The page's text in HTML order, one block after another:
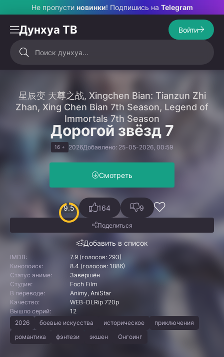
Не пропусти новинки! Подпишись на Telegram
Дунхуа ТВ Войти
星辰变 天尊之战, Xingchen Bian: Tianzun Zhi
Zhan, Xing Chen Bian 7th Season, Legend of
Immortals 7th Season
Дорогой звёзд 7
16 + 2026Добавлено: 25-05-2026, 00:59
Смотреть
9.5
Добавить в список
164 9
Поделиться
IMDB:
7.9 (голосов: 293)
Кинопоиск:
8.4 (голосов: 1886)
Статус аниме:
Завершён
Студия:
Foch Film
В переводе:
Animy, AniStar
Качество:
WEB-DLRip 720p
Вышло серий:
12
2026
боевые искусства историческое
приключения
романтика
фэнтези экшен Онгоинг